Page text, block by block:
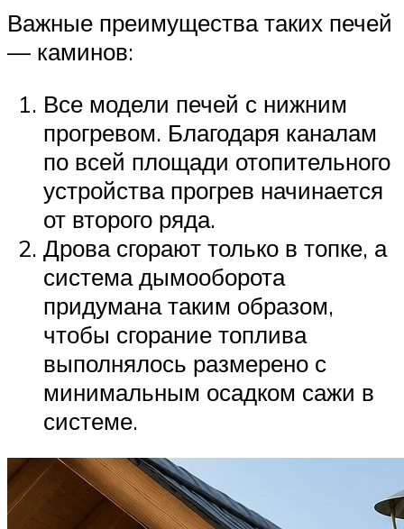
Важные преимущества таких печей
— каминов:
Все модели печей с нижним
прогревом. Благодаря каналам
по всей площади отопительного
устройства прогрев начинается
от второго ряда.
Дрова сгорают только в топке, а
система дымооборота
придумана таким образом,
чтобы сгорание топлива
выполнялось размерено с
минимальным осадком сажи в
системе.